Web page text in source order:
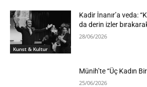
Kunst & Kultur
Kadir İnanır’a veda:
da derin izler
28/06/2026
Münih’te “Üç Kadın
25/06/2026